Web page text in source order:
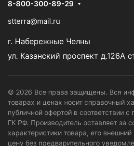
8-800-300-89-29
stterra@mail.ru
г. Набережные Челны
ул. Казанский проспект д.126А
© 2026 Все права защищены. Вся
товарах и ценах носит справочный
публичной офертой в соответствии с
ГК РФ. Производитель оставляет за
характеристики товара, его
цену без предварительного